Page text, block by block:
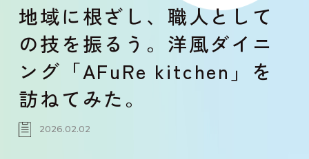
地域に根ざし、職人として
の技を振るう。洋風ダイニ
ング「AFuRe kitchen」を
訪ねてみた。
2026.02.02